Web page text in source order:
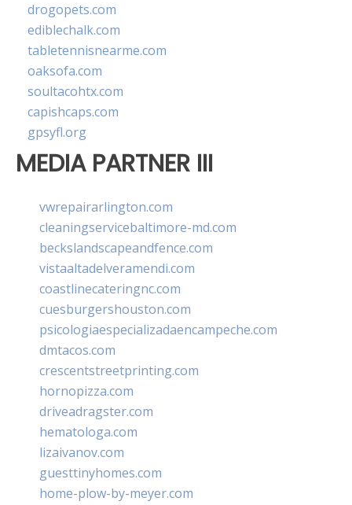
drogopets.com
ediblechalk.com
tabletennisnearme.com
oaksofa.com
soultacohtx.com
capishcaps.com
gpsyfl.org
MEDIA PARTNER III
vwrepairarlington.com
cleaningservicebaltimore-md.com
beckslandscapeandfence.com
vistaaltadelveramendi.com
coastlinecateringnc.com
cuesburgershouston.com
psicologiaespecializadaencampeche.com
dmtacos.com
crescentstreetprinting.com
hornopizza.com
driveadragster.com
hematologa.com
lizaivanov.com
guesttinyhomes.com
home-plow-by-meyer.com